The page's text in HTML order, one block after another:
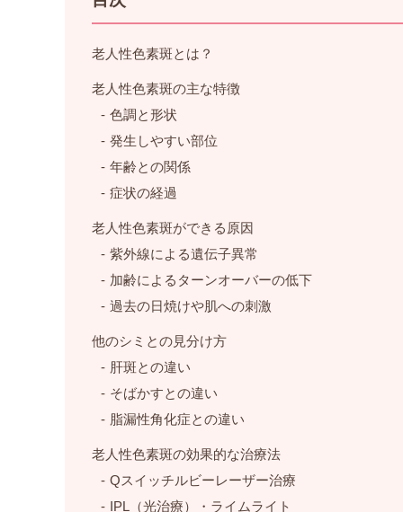
老人性色素斑とは？
老人性色素斑の主な特徴
色調と形状
発生しやすい部位
年齢との関係
症状の経過
老人性色素斑ができる原因
紫外線による遺伝子異常
加齢によるターンオーバーの低下
過去の日焼けや肌への刺激
他のシミとの見分け方
肝斑との違い
そばかすとの違い
脂漏性角化症との違い
老人性色素斑の効果的な治療法
Qスイッチルビーレーザー治療
IPL（光治療）・ライムライト